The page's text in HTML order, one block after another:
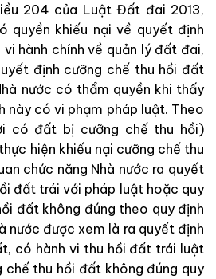
204 của Luật Đất đai 2013,
quyền khiếu nại về quyết định
vi hành chính về quản lý đất đai,
định cưỡng chế thu hồi đất
nước có thẩm quyền khi thấy
này có vi phạm pháp luật. Theo
có đất bị cưỡng chế thu hồi)
hiện khiếu nại cưỡng chế thu
chức năng Nhà nước ra quyết
đất trái với pháp luật hoặc quy
đất không đúng theo quy định
nước được xem là ra quyết định
, có hành vi thu hồi đất trái luật
chế thu hồi đất không đúng quy